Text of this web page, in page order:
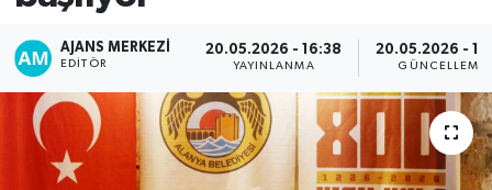
AJANS MERKEZI
EDITÖR
20.05.2026 - 16:38
YAYINLANMA
20.05.2026 -
GÜNCELLEME